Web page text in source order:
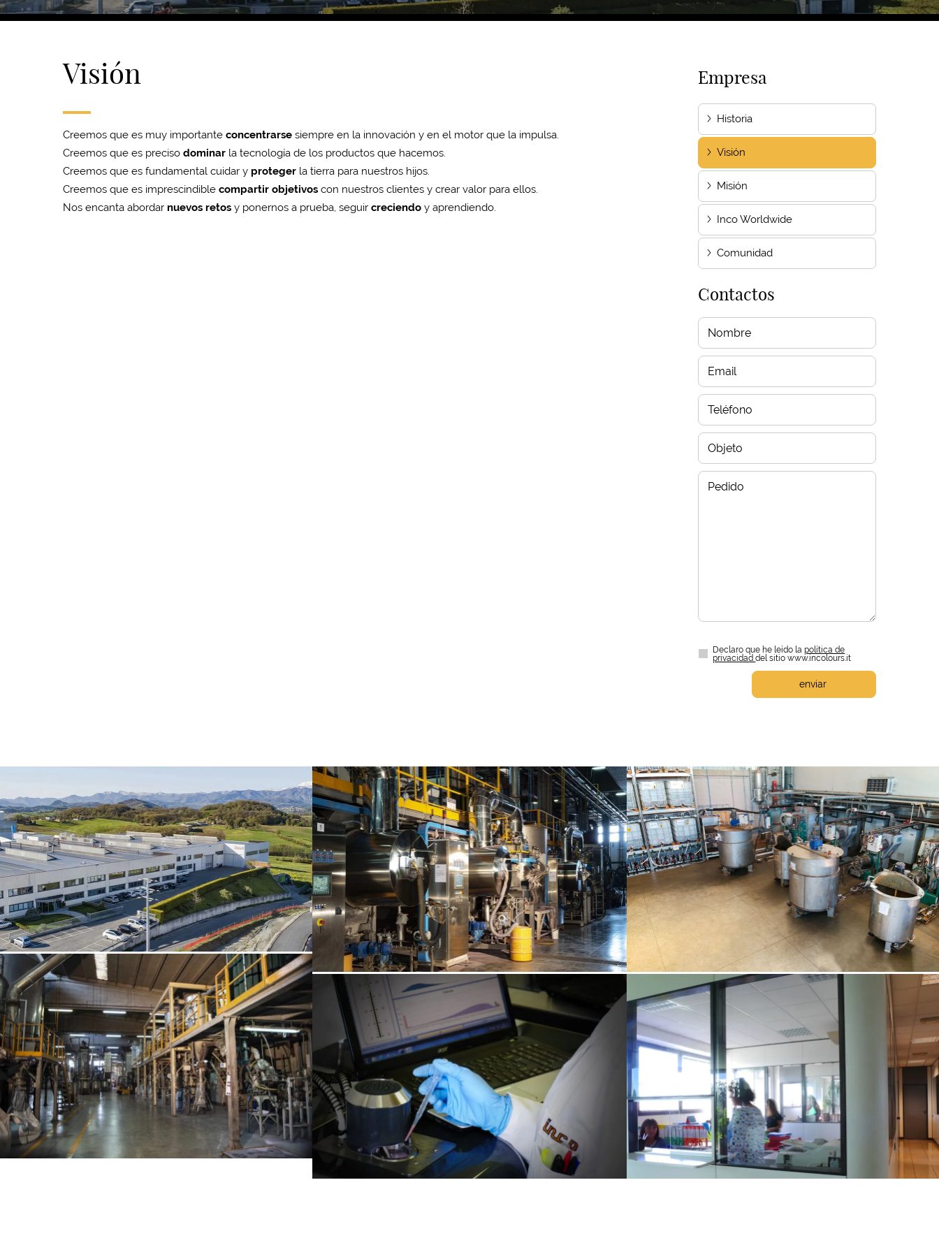
Visión
Creemos que es muy importante concentrarsesiempre en la innovación y en el motor que la impulsa.
Creemos que es preciso dominarla tecnología de los productos que hacemos.
Creemos que es fundamental cuidar y protegerla tierra para nuestros hijos.
Creemos que es imprescindible compartir objetivoscon nuestros clientes y crear valor para ellos.
Nos encanta abordar nuevos retosy ponernos a prueba, seguir creciendoy aprendiendo.
Empresa
Historia
Visión
Misión
Inco Worldwide
Comunidad
Contactos
Declaro que he leído lapolítica de
privacidaddel sitio www.incolours.it
enviar